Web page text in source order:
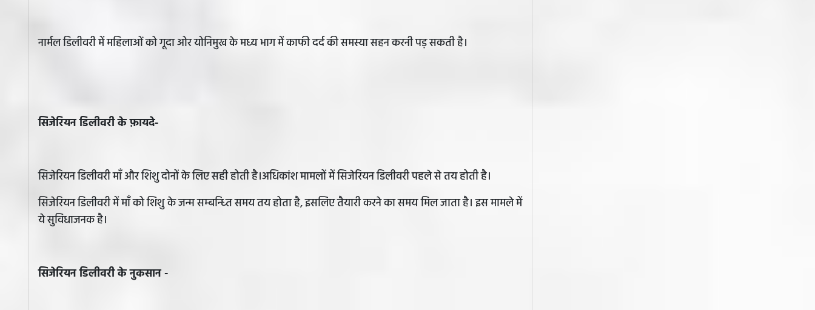
नार्मल डिलीवरी में महिलाओं को गूदा ओर योनिमुख के मध्य भाग में काफी दर्द की समस्या सहन करनी पड़ सकती है।
सिजेरियन डिलीवरी के फ़ायदे-
सिजेरियन डिलीवरी माँ और शिशु दोनों के लिए सही होती है।अधिकांश मामलों में सिजेरियन डिलीवरी पहले से तय होती है।
सिजेरियन डिलीवरी में माँ को शिशु के जन्म सम्बन्ध्ति समय तय होता है, इसलिए तैयारी करने का समय मिल जाता है। इस मामले में
ये सुविधाजनक है।
सिजेरियन डिलीवरी के नुकसान -